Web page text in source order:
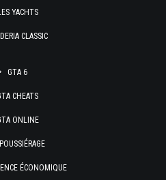
YACHTS
CLASSIC
GTA 6
CHEATS
ONLINE
ÉCONOMIQUE